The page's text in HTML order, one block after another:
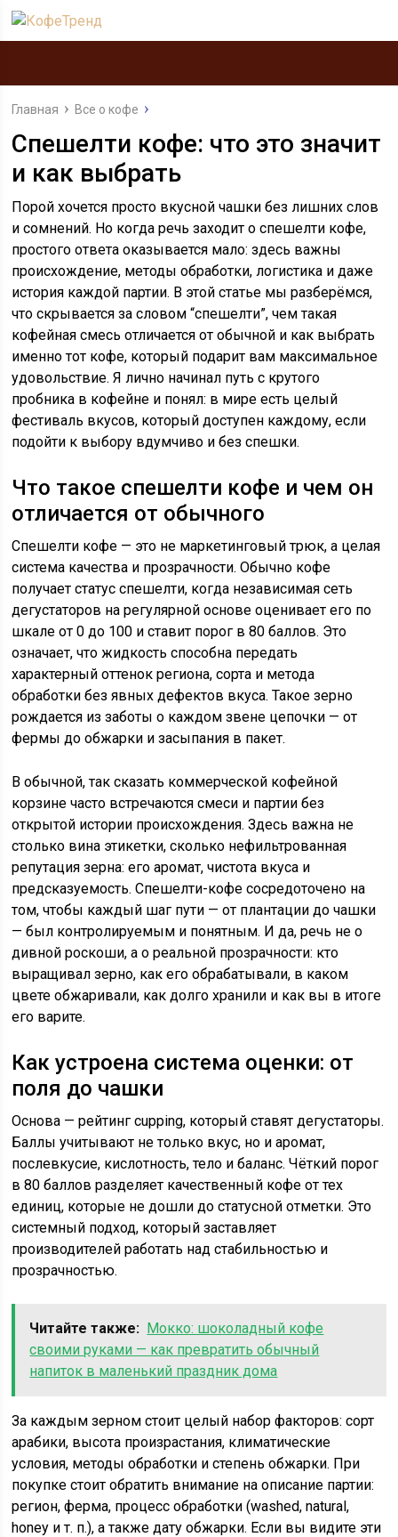
Главная Все о кофе
Спешелти кофе: что это значит
и как выбрать
Порой хочется просто вкусной чашки без лишних слов
и сомнений. Но когда речь заходит о спешелти кофе,
простого ответa оказывается мало: здесь важны
происхождение, методы обработки, логистика и даже
история каждой партии. В этой статье мы разберёмся,
что скрывается за словом “спешелти”, чем такая
кофейная смесь отличается от обычной и как выбрать
именно тот кофе, который подарит вам максимальное
удовольствие. Я лично начинал путь с крутого
пробника в кофейне и понял: в мире есть целый
фестиваль вкусов, который доступен каждому, если
подойти к выбору вдумчиво и без спешки.
Что такое спешелти кофе и чем он
отличается от обычного
Спешелти кофе — это не маркетинговый трюк, а целая
система качества и прозрачности. Обычно кофе
получает статус спешелти, когда независимая сеть
дегустаторов на регулярной основе оценивает его по
шкале от 0 до 100 и ставит порог в 80 баллов. Это
означает, что жидкость способна передать
характерный оттенок региона, сорта и метода
обработки без явных дефектов вкуса. Такое зерно
рождается из заботы о каждом звене цепочки — от
фермы до обжарки и засыпания в пакет.
В обычной, так сказать коммерческой кофейной
корзине часто встречаются смеси и партии без
открытой истории происхождения. Здесь важна не
столько вина этикетки, сколько нефильтрованная
репутация зерна: его аромат, чистота вкуса и
предсказуемость. Спешелти-кофе сосредоточено на
том, чтобы каждый шаг пути — от плантации до чашки
— был контролируемым и понятным. И да, речь не о
дивной роскоши, а о реальной прозрачности: кто
выращивал зерно, как его обрабатывали, в каком
цвете обжаривали, как долго хранили и как вы в итоге
его варите.
Как устроена система оценки: от
поля до чашки
Основа — рейтинг cupping, который ставят дегустаторы.
Баллы учитывают не только вкус, но и аромат,
послевкусие, кислотность, тело и баланс. Чёткий порог
в 80 баллов разделяет качественный кофе от тех
единиц, которые не дошли до статусной отметки. Это
системный подход, который заставляет
производителей работать над стабильностью и
прозрачностью.
Читайте также: Мокко: шоколадный кофе
своими руками — как превратить обычный
напиток в маленький праздник дома
За каждым зерном стоит целый набор факторов: сорт
арабики, высота произрастания, климатические
условия, методы обработки и степень обжарки. При
покупке стоит обратить внимание на описание партии:
регион, ферма, процесс обработки (washed, natural,
honey и т. п.), а также дату обжарки. Если вы видите эти